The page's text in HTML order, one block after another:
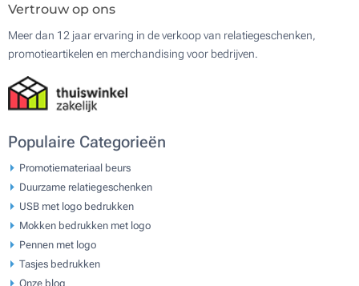
Vertrouw op ons
Meer dan 12 jaar ervaring in de verkoop van relatiegeschenken,
promotieartikelen en merchandising voor bedrijven.
Populaire Categorieën
Promotiemateriaal beurs
Duurzame relatiegeschenken
USB met logo bedrukken
Mokken bedrukken met logo
Pennen met logo
Tasjes bedrukken
Onze blog